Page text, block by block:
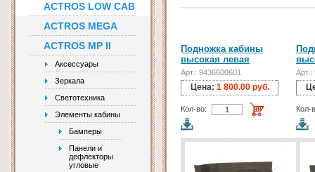
ACTROS LOW CAB
ACTROS MEGA
ACTROS MP II
Аксессуары
Зеркала
Светотехника
Элементы кабины
Бамперы
Панели и
дефлекторы
угловые
Подножка кабины
высокая левая
Арт.: 9436600601
Цена: 1 800.00 руб.
Кол-во:
Арт.:
Кол-